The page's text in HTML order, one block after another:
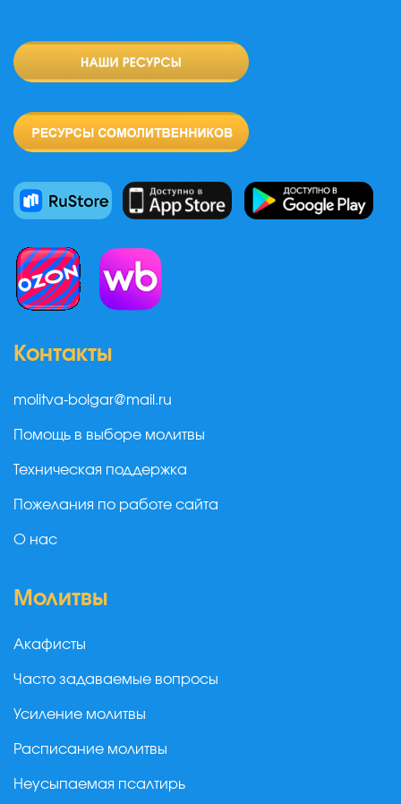
Контакты
molitva-bolgar@mail.ru
Помощь в выборе молитвы
Техническая поддержка
Пожелания по работе сайта
О нас
Молитвы
Акафисты
Часто задаваемые вопросы
Усиление молитвы
Расписание молитвы
Неусыпаемая псалтирь